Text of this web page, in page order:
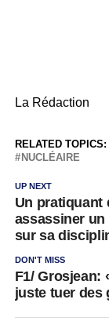
La Rédaction
RELATED TOPICS:
NUCLÉAIRE
UP NEXT
Un pratiquant
assassiner un
sur sa
DON'T MISS
F1/ Grosjean:
juste tuer des